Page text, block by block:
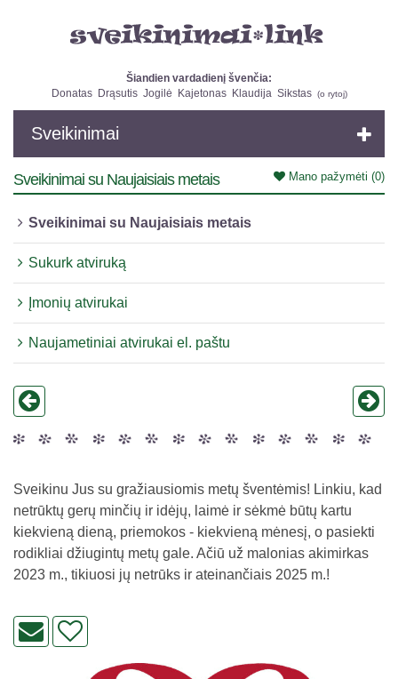
Šiandien vardadienį švenčia:
Donatas
Drąsutis Jogilė Kajetonas Klaudija Sikstas (o rytoj)
Sveikinimai
Mano pažymėti (0)
Sveikinimai su Naujaisiais metais
Sveikinimai su Naujaisiais metais
Sukurk atviruką
Įmonių atvirukai
Naujametiniai atvirukai el. paštu
Sveikinu Jus su gražiausiomis metų šventėmis! Linkiu, kad
netrūktų gerų minčių ir idėjų, laimė ir sėkmė būtų kartu
kiekvieną dieną, priemokos - kiekvieną mėnesį, o pasiekti
rodikliai džiugintų metų gale. Ačiū už malonias akimirkas
2023 m., tikiuosi jų netrūks ir ateinančiais 2025 m.!